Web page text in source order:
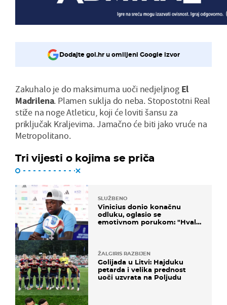
Dodajte gol.hr u omiljeni Google izvor
Zakuhalo je do maksimuma uoči nedjeljnog El
Madrilena. Plamen suklja do neba. Stopostotni Real
stiže na noge Atleticu, koji će loviti šansu za
priključak Kraljevima. Jamačno će biti jako vruće na
Metropolitano.
Tri vijesti o kojima se priča
SLUŽBENO
Vinicius donio konačnu
odluku, oglasio se
emotivnom porukom: "Hvala
ŽALGIRIS RAZBIJEN
Golijada u Litvi: Hajduku
petarda i velika prednost
uoči uzvrata na Poljudu